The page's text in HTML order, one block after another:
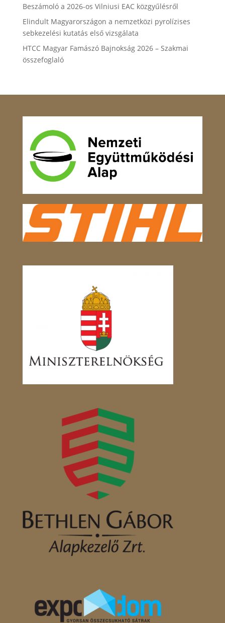
Beszámoló a 2026-os Vilniusi EAC közgyűlésről
Elindult Magyarországon a nemzetközi pyrolízises
sebkezelési kutatás első vizsgálata
HTCC Magyar Famászó Bajnokság 2026 – Szakmai
összefoglaló